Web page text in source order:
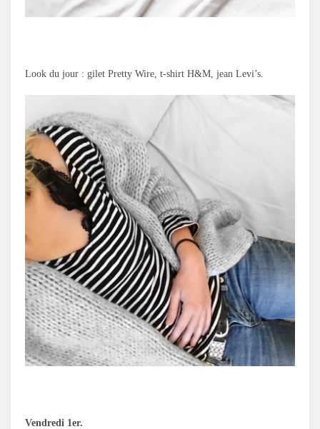
Look du jour : gilet Pretty Wire, t-shirt H&M, jean Levi’s.
Vendredi 1er.